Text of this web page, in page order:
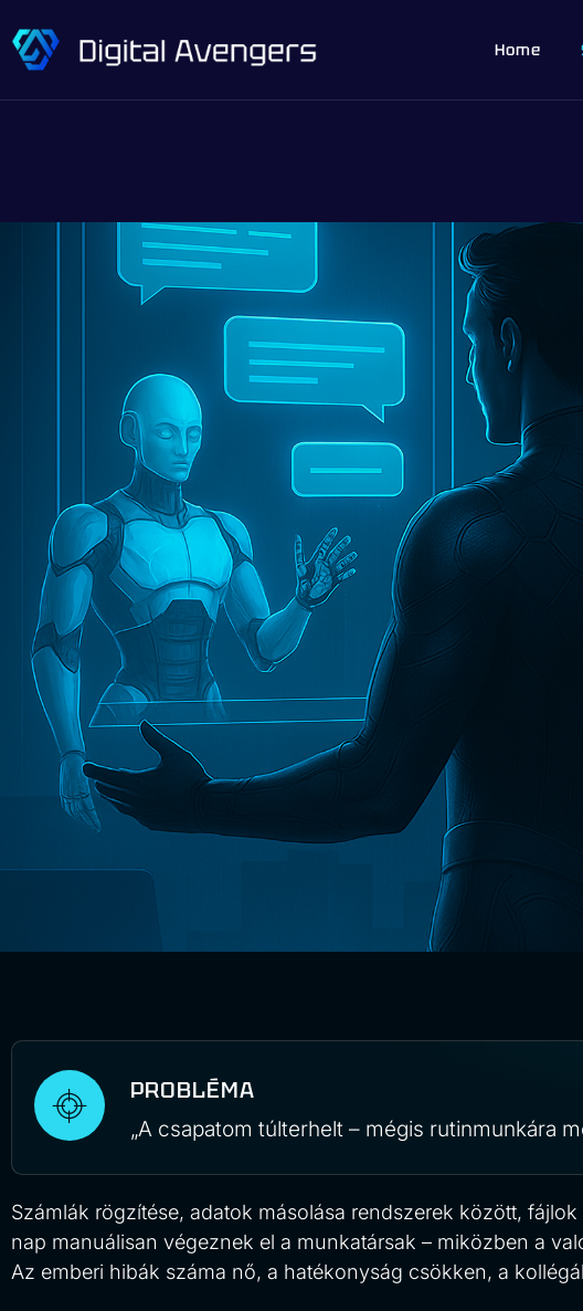
Home
PROBLÉMA
„A csapatom túlterhelt – mégis rutinmunkára
Számlák rögzítése, adatok másolása rendszerek között,
nap manuálisan végeznek el a munkatársak – miközben a
Az emberi hibák száma nő, a hatékonyság csökken, a